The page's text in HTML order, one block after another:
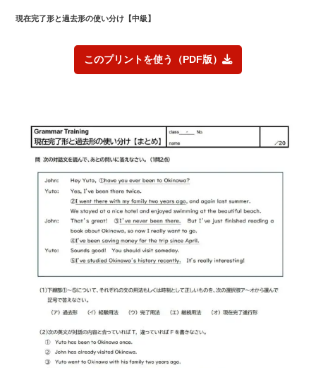
現在完了形と過去形の使い分け 【中級】
このプリントを使う（PDF版）